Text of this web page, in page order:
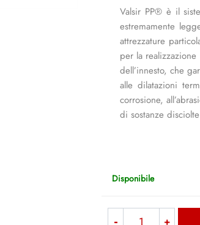
Valsir PP® è il
estremamente
attrezzature
per la
dell’innesto, che
alle dilatazioni
corrosione,
di sostanze
Disponibile